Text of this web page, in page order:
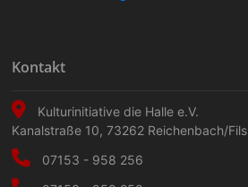
Kontakt
Kulturinitiative die Halle e.V.
Kanalstraße 10,73262 Reichenbach/Fils
07153 - 958 256